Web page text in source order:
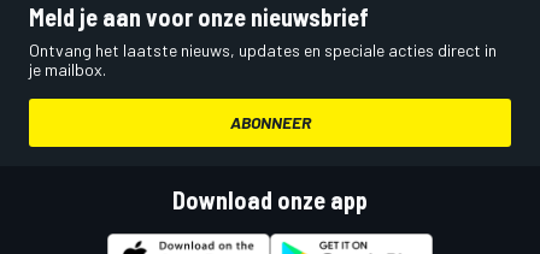
Meld je aan voor onze nieuwsbrief
Ontvang het laatste nieuws, updates en speciale acties direct in
je mailbox.
ABONNEER
Download onze app